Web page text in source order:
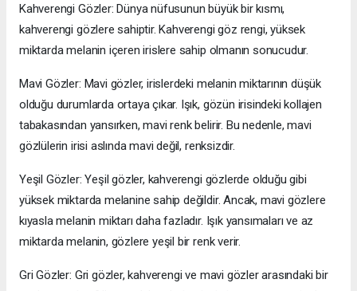
Kahverengi Gözler: Dünya nüfusunun büyük bir kısmı,
kahverengi gözlere sahiptir. Kahverengi göz rengi, yüksek
miktarda melanin içeren irislere sahip olmanın sonucudur.
Mavi Gözler: Mavi gözler, irislerdeki melanin miktarının düşük
olduğu durumlarda ortaya çıkar. Işık, gözün irisindeki kollajen
tabakasından yansırken, mavi renk belirir. Bu nedenle, mavi
gözlülerin irisi aslında mavi değil, renksizdir.
Yeşil Gözler: Yeşil gözler, kahverengi gözlerde olduğu gibi
yüksek miktarda melanine sahip değildir. Ancak, mavi gözlere
kıyasla melanin miktarı daha fazladır. Işık yansımaları ve az
miktarda melanin, gözlere yeşil bir renk verir.
Gri Gözler: Gri gözler, kahverengi ve mavi gözler arasındaki bir